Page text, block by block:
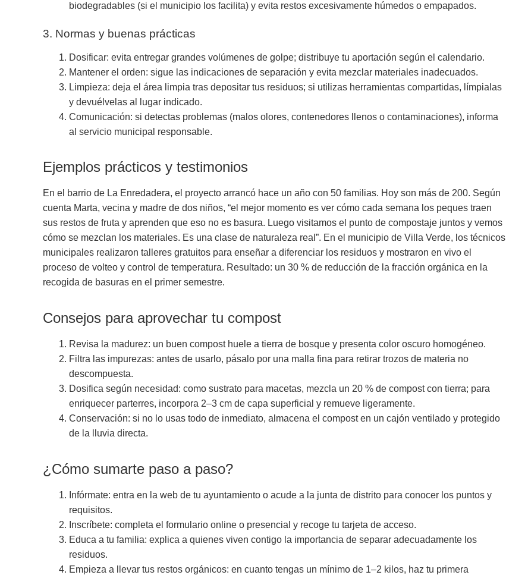
biodegradables (si el municipio los facilita) y evita restos excesivamente húmedos o empapados.
3. Normas y buenas prácticas
Dosificar: evita entregar grandes volúmenes de golpe; distribuye tu aportación según el calendario.
Mantener el orden: sigue las indicaciones de separación y evita mezclar materiales inadecuados.
Limpieza: deja el área limpia tras depositar tus residuos; si utilizas herramientas compartidas, límpialas
y devuélvelas al lugar indicado.
Comunicación: si detectas problemas (malos olores, contenedores llenos o contaminaciones), informa
al servicio municipal responsable.
Ejemplos prácticos y testimonios
En el barrio de La Enredadera, el proyecto arrancó hace un año con 50 familias. Hoy son más de 200. Según
cuenta Marta, vecina y madre de dos niños, “el mejor momento es ver cómo cada semana los peques traen
sus restos de fruta y aprenden que eso no es basura. Luego visitamos el punto de compostaje juntos y vemos
cómo se mezclan los materiales. Es una clase de naturaleza real”. En el municipio de Villa Verde, los técnicos
municipales realizaron talleres gratuitos para enseñar a diferenciar los residuos y mostraron en vivo el
proceso de volteo y control de temperatura. Resultado: un 30 % de reducción de la fracción orgánica en la
recogida de basuras en el primer semestre.
Consejos para aprovechar tu compost
Revisa la madurez: un buen compost huele a tierra de bosque y presenta color oscuro homogéneo.
Filtra las impurezas: antes de usarlo, pásalo por una malla fina para retirar trozos de materia no
descompuesta.
Dosifica según necesidad: como sustrato para macetas, mezcla un 20 % de compost con tierra; para
enriquecer parterres, incorpora 2–3 cm de capa superficial y remueve ligeramente.
Conservación: si no lo usas todo de inmediato, almacena el compost en un cajón ventilado y protegido
de la lluvia directa.
¿Cómo sumarte paso a paso?
Infórmate: entra en la web de tu ayuntamiento o acude a la junta de distrito para conocer los puntos y
requisitos.
Inscríbete: completa el formulario online o presencial y recoge tu tarjeta de acceso.
Educa a tu familia: explica a quienes viven contigo la importancia de separar adecuadamente los
residuos.
Empieza a llevar tus restos orgánicos: en cuanto tengas un mínimo de 1–2 kilos, haz tu primera